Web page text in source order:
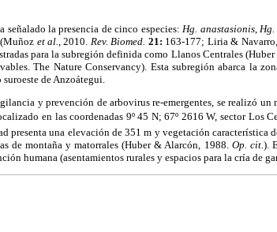
señalado la presencia de cinco especies: Hg. anastasionis, Hg.
et al. , 2010. Rev. Biomed. 21: 163-177; Liria &
para la subregión definida como Llanos Centrales
The Nature Conservancy). Esta subregión abarca la
de Anzoátegui.
y prevención de arbovirus re-emergentes, se realizó
en las coordenadas 9º 45 N; 67º 2616 W, sector
presenta una elevación de 351 m y vegetación característica
de montaña y matorrales (Huber & Alarcón, 1988. Op. cit. ).
humana (asentamientos rurales y espacios para la cría de